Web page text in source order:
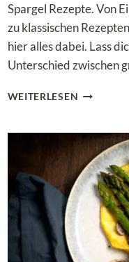
Spargel Rezepte. Von
zu klassischen
hier alles dabei. Lass
Unterschied zwischen
WEITERLESEN DIE
LOW
CARB
SPARGEL-
REZEPTE